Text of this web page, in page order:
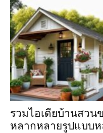
รวมไอเดียบ้านสวน
หลากหลายรูปแบบ